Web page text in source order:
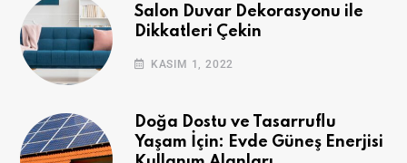
Salon Duvar Dekorasyonu ile
Dikkatleri Çekin
KASIM 1, 2022
Doğa Dostu ve Tasarruflu
Yaşam İçin: Evde Güneş Enerjisi